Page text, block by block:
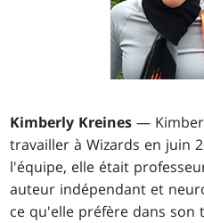
Kimberly Kreines —
travailler à Wizards en juin
l'équipe, elle était
auteur indépendant et
ce qu'elle préfère dans son